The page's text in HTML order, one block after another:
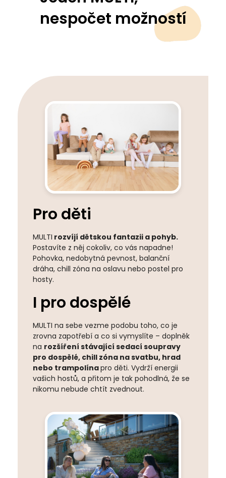
nespočet možností
Pro děti
MULTI rozvíjí dětskou fantazii a pohyb.
Postavíte z něj cokoliv, co vás napadne!
Pohovka, nedobytná pevnost, balanční
dráha, chill zóna na oslavu nebo postel pro
hosty.
I pro dospělé
MULTI na sebe vezme podobu toho, co je
zrovna zapotřebí a co si vymyslíte – doplněk
na rozšíření stávající sedací soupravy
pro dospělé, chill zóna na svatbu, hrad
nebo trampolínapro děti. Vydrží energii
vašich hostů, a přitom je tak pohodlná, že se
nikomu nebude chtít zvednout.